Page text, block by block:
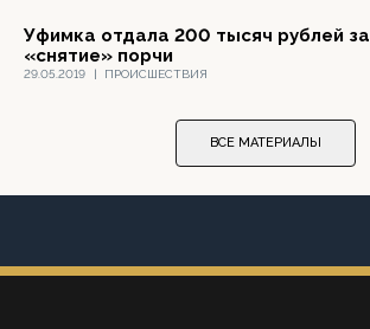
29.05.2019 | ПРОИСШЕСТВИЯ
Уфимка отдала 200 тысяч рублей за
«снятие» порчи
ВСЕ МАТЕРИАЛЫ